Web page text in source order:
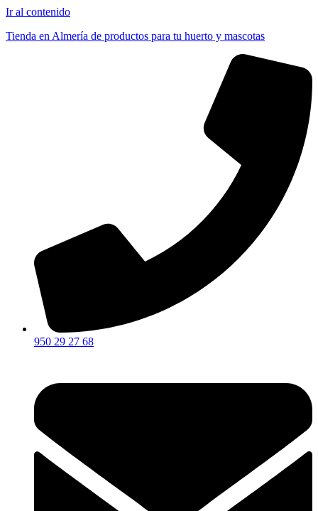
Ir al contenido
Tienda en Almería de productos para tu huerto y mascotas
950 29 27 68